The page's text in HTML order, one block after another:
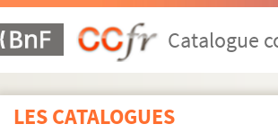
Catalogue
LES CATALOGUES
2103. (Recueil)
2104. (Catéchisme sur les Commandemens
2106. Notes sur les divers livres de